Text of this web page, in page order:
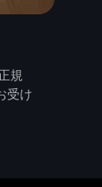
規
受け